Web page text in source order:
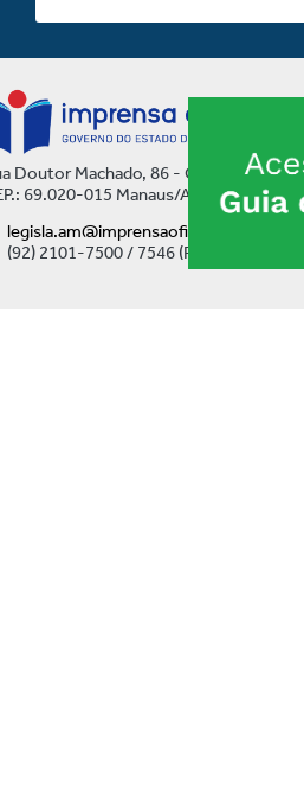
Doutor Machado, 86 - Centro
69.020-015 Manaus/AM
legisla.am@imprensaoficial.am.gov.br
(92) 2101-7500 / 7546 (Ramal)